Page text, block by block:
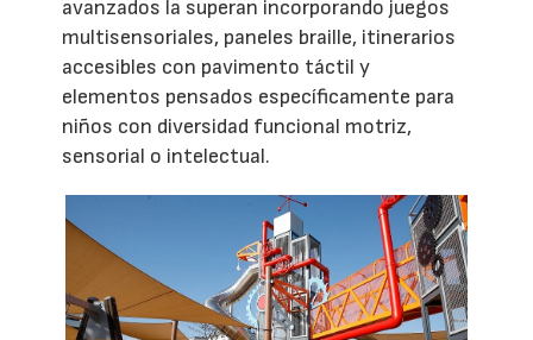
avanzados la superan incorporando juegos
multisensoriales, paneles braille, itinerarios
accesibles con pavimento táctil y
elementos pensados específicamente para
niños con diversidad funcional motriz,
sensorial o intelectual.